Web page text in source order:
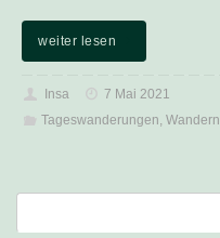
weiter lesen
Insa
7 Mai 2021
Tageswanderungen Wandern